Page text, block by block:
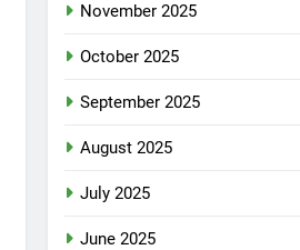
November 2025
October 2025
September 2025
August 2025
July 2025
June 2025